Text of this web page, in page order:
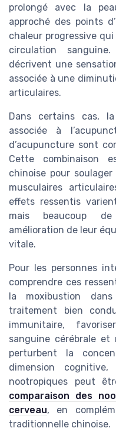
prolongé avec la
approché des points
chaleur progressive
circulation
décrivent une
associée à une
articulaires.
Dans certains cas,
associée à
d’acupuncture sont
Cette combinaison
chinoise pour
musculaires
effets ressentis
mais beaucoup
amélioration de leur
vitale.
Pour les personnes
comprendre ces
la moxibustion
traitement bien
immunitaire,
sanguine cérébrale et
perturbent la
dimension
nootropiques peut
comparaison des
cerveau, en
traditionnelle chinoise.